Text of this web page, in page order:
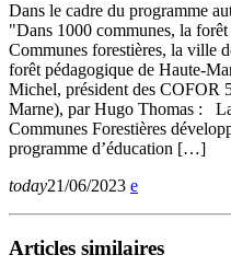
Dans le cadre du programme
"Dans 1000 communes, la
Communes forestières, la ville
forêt pédagogique de Haute-
Michel, président des COFOR
Marne), par Hugo Thomas :
Communes Forestières
programme d’éducation […]
today21/06/2023
Articles similaires